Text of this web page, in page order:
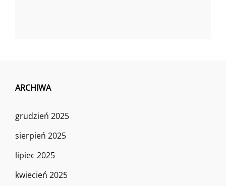
ARCHIWA
grudzień 2025
sierpień 2025
lipiec 2025
kwiecień 2025